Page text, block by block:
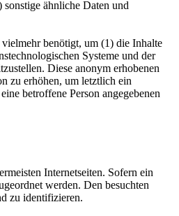
ähnliche Daten und
benötigt, um (1) die Inhalte
Systeme und der
Diese anonym erhobenen
zu erhöhen, um letztlich ein
betroffene Person angegebenen
Internetseiten. Sofern ein
werden. Den besuchten
zu identifizieren.